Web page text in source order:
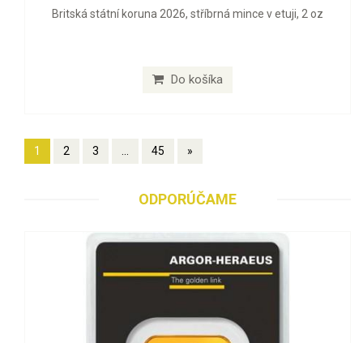
Britská státní koruna 2026, stříbrná mince v etuji, 2 oz
Do košíka
1 2 3 ... 45 »
ODPORÚČAME